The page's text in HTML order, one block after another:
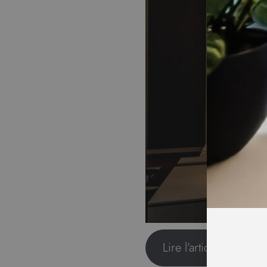
Lire l’article au